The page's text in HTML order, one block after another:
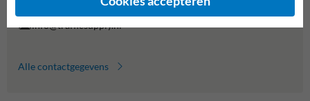
info@trafficsupply.nl
Alle contactgegevens